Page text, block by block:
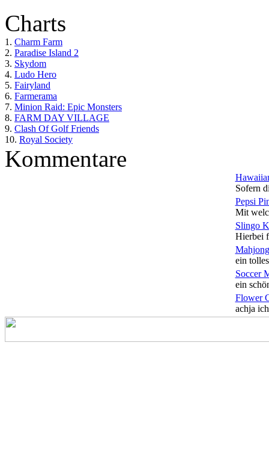
Charts
1. Charm Farm
2. Paradise Island 2
3. Skydom
4. Ludo Hero
5. Fairyland
6. Farmerama
7. Minion Raid: Epic Monsters
8. FARM DAY VILLAGE
9. Clash Of Golf Friends
10. Royal Society
Kommentare
Sofern
Pepsi
Mit
Slingo
Hierbei
ein
Soccer
ein
Flower
achja